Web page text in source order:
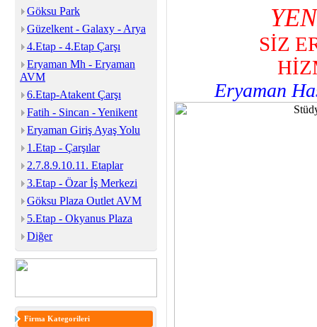
Göksu Park
Güzelkent - Galaxy - Arya
4.Etap - 4.Etap Çarşı
Eryaman Mh - Eryaman
AVM
6.Etap-Atakent Çarşı
Fatih - Sincan - Yenikent
Eryaman Giriş Ayaş Yolu
1.Etap - Çarşılar
2.7.8.9.10.11. Etaplar
3.Etap - Özar İş Merkezi
Göksu Plaza Outlet AVM
5.Etap - Okyanus Plaza
Diğer
Firma Kategorileri
SİZ
Eryaman